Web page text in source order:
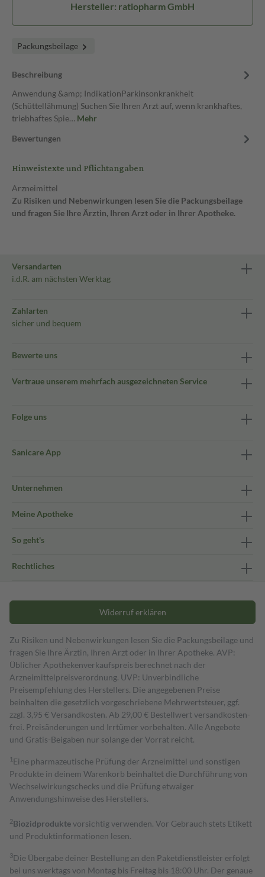
Hersteller: ratiopharm GmbH
Packungsbeilage
Beschreibung
Anwendung &amp; IndikationParkinsonkrankheit
(Schüttellähmung) Suchen Sie Ihren Arzt auf, wenn krankhaftes,
triebhaftes Spie… Mehr
Bewertungen
Hinweistexte und Pflichtangaben
Arzneimittel
Zu Risiken und Nebenwirkungen lesen Sie die Packungsbeilage
und fragen Sie Ihre Ärztin, Ihren Arzt oder in Ihrer Apotheke.
Versandarten
i.d.R. am nächsten Werktag
Zahlarten
sicher und bequem
Bewerte uns
Vertraue unserem mehrfach ausgezeichneten Service
Folge uns
Sanicare App
Unternehmen
Meine Apotheke
So geht's
Rechtliches
Widerruf erklären
Zu Risiken und Nebenwirkungen lesen Sie die Packungsbeilage und
fragen Sie Ihre Ärztin, Ihren Arzt oder in Ihrer Apotheke. AVP:
Üblicher Apothekenverkaufspreis berechnet nach der
Arzneimittelpreisverordnung. UVP: Unverbindliche
Preisempfehlung des Herstellers. Die angegebenen Preise
beinhalten die gesetzlich vorgeschriebene Mehrwertsteuer, ggf.
zzgl. 3,95 € Versandkosten. Ab 29,00 € Bestell­wert versand­kosten­
frei. Preisänderungen und Irrtümer vorbehalten. Alle Angebote
und Gratis-Beigaben nur solange der Vorrat reicht.
1 Eine pharmazeutische Prüfung der Arzneimittel und sonstigen
Produkte in deinem Warenkorb beinhaltet die Durchführung von
Wechselwirkungschecks und die Prüfung etwaiger
Anwendungshinweise des Herstellers.
2Biozidproduktevorsichtig verwenden. Vor Gebrauch stets Etikett
und Produktinformationen lesen.
3Die Übergabe deiner Bestellung an den Paketdienstleister erfolgt
bei uns werktags von Montag bis Freitag bis 18:00 Uhr. Der genaue